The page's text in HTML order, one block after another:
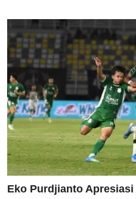
Eko Purdjianto Apresiasi